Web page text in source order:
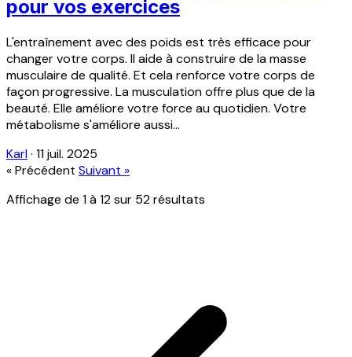
pour vos exercices
L'entraînement avec des poids est très efficace pour
changer votre corps. Il aide à construire de la masse
musculaire de qualité. Et cela renforce votre corps de
façon progressive. La musculation offre plus que de la
beauté. Elle améliore votre force au quotidien. Votre
métabolisme s'améliore aussi...
Karl· 11 juil. 2025
« Précédent Suivant »
Affichage de 1à12sur 52résultats